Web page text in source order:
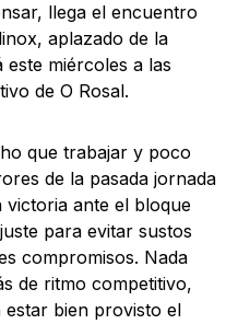
llega el encuentro
aplazado de la
este miércoles a las
de O Rosal.
que trabajar y poco
de la pasada jornada
victoria ante el bloque
para evitar sustos
compromisos. Nada
de ritmo competitivo,
estar bien provisto el